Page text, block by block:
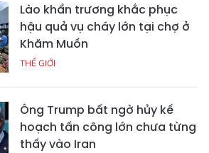
Lào khẩn trương khắc phục
hậu quả vụ cháy lớn tại chợ ở
Khăm Muồn
THẾ GIỚI
Ông Trump bất ngờ hủy kế
hoạch tấn công lớn chưa từng
thấy vào Iran